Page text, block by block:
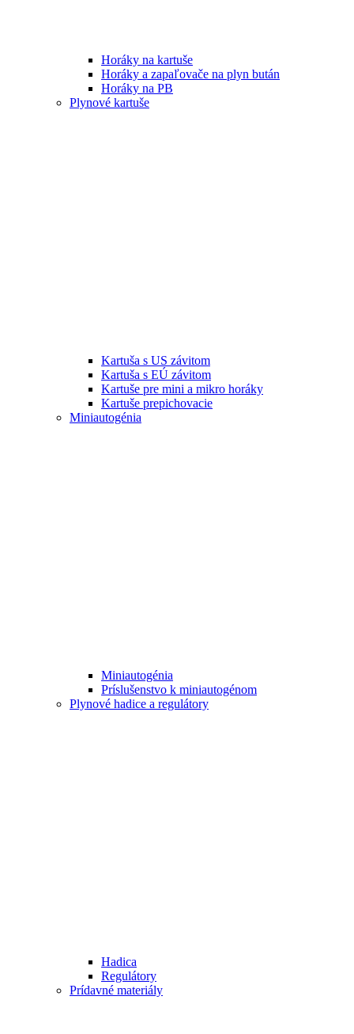
Horáky na kartuše
Horáky a zapaľovače na plyn bután
Horáky na PB
Plynové kartuše
Kartuša s US závitom
Kartuša s EÚ závitom
Kartuše pre mini a mikro horáky
Kartuše prepichovacie
Miniautogénia
Miniautogénia
Príslušenstvo k miniautogénom
Plynové hadice a regulátory
Hadica
Regulátory
Prídavné materiály